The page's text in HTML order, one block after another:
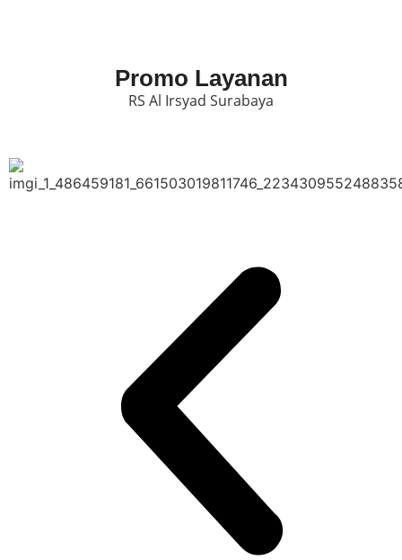
Promo Layanan
RS Al Irsyad Surabaya